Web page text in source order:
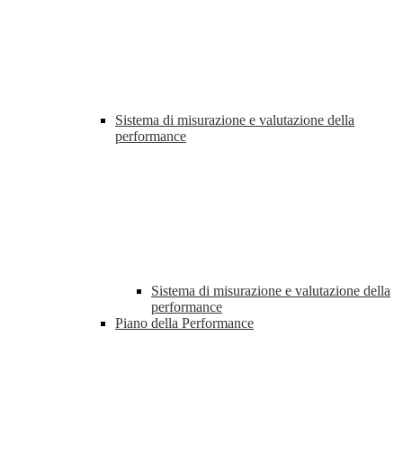
Sistema di misurazione e valutazione della
performance
Sistema di misurazione e valutazione della
performance
Piano della Performance